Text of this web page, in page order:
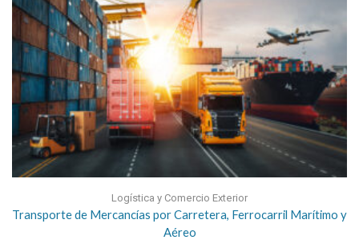
Logística y Comercio Exterior
Transporte de Mercancías por Carretera, Ferrocarril Marítimo y
Aéreo